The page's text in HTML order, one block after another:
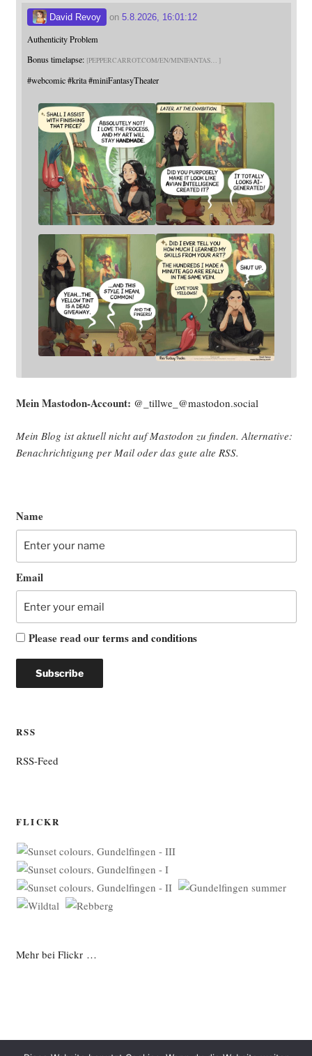
David Revoy on 5.8.2026, 16:01:12
Authenticity Problem
Bonus timelapse: PEPPERCARROT.COM/EN/MINIFANTAS
#webcomic #krita #miniFantasyTheater
Mein Mast­o­don-Account: @_tillwe_@mastodon.social
Mein Blog ist aktu­ell nicht auf Mast­o­don zu fin­den. Alter­na­ti­ve:
Benach­rich­ti­gung per Mail oder das gute alte RSS.
Name
Email
Please read ourterms and conditions
RSS
RSS-Feed
FLICKR
Mehr bei Flickr …